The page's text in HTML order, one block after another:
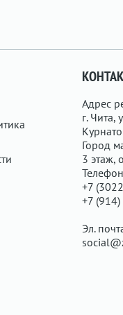
Адрес
г. Чита,
Город
3 этаж,
+7
+7
Эл.